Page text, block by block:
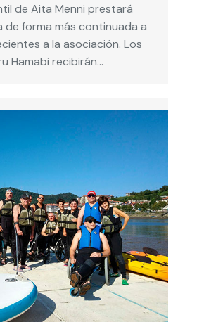
de Aita Menni prestará
forma más continuada a
a la asociación. Los
Hamabi recibirán…